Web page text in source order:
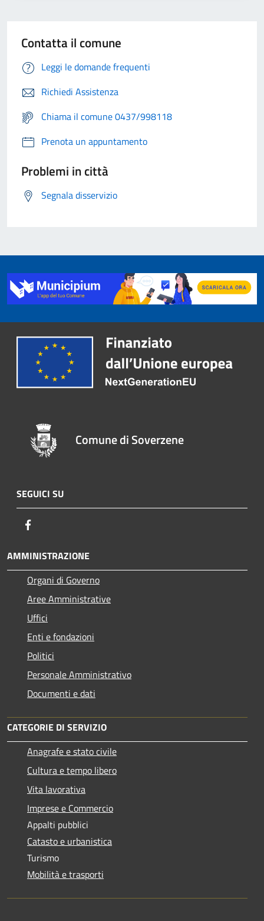
Contatta il comune
Leggi le domande frequenti
Richiedi Assistenza
Chiama il comune 0437/998118
Prenota un appuntamento
Problemi in città
Segnala disservizio
Comune di Soverzene
SEGUICI SU
AMMINISTRAZIONE
Organi di Governo
Aree Amministrative
Uffici
Enti e fondazioni
Politici
Personale Amministrativo
Documenti e dati
CATEGORIE DI SERVIZIO
Anagrafe e stato civile
Cultura e tempo libero
Vita lavorativa
Imprese e Commercio
Appalti pubblici
Catasto e urbanistica
Turismo
Mobilità e trasporti